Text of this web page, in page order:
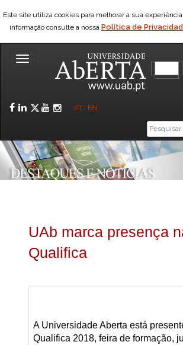
Este site utiliza cookies para melhorar a sua
informação consulte a nossa Política de
Toggle
Facebook
LinkedIn
Twitter
YouTube
Instagram
PT EN
Caixa
de
pesquisa
UAb marca presença
Qualifica
A Universidade Aberta está
Qualifica 2018, feira de formação,